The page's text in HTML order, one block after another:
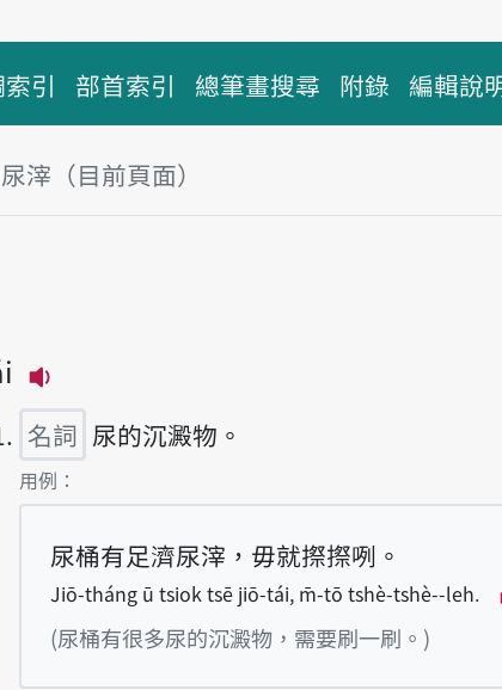
引 部首索引 總筆畫搜尋 附錄 編輯說
滓（目前頁面）
名詞 尿的沉澱物。
第1項釋義的
用例：
尿桶有足濟尿滓，毋就摖摖咧。
Jiō-tháng ū tsiok tsē jiō-tái, m̄-tō tshè-tshè--leh.
(尿桶有很多尿的沉澱物，需要刷一刷。)